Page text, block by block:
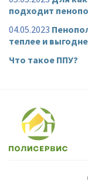
подходит
04.05.2023
теплее и
Что такое ППУ?